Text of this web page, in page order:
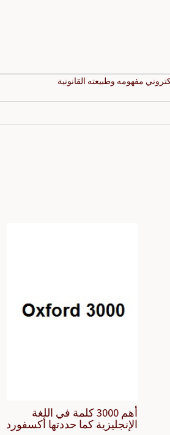
مفهومه وطبيعته القانونية
أهم 3000 كلمة في اللغة
الإنجليزية كما حددتها أكسفورد